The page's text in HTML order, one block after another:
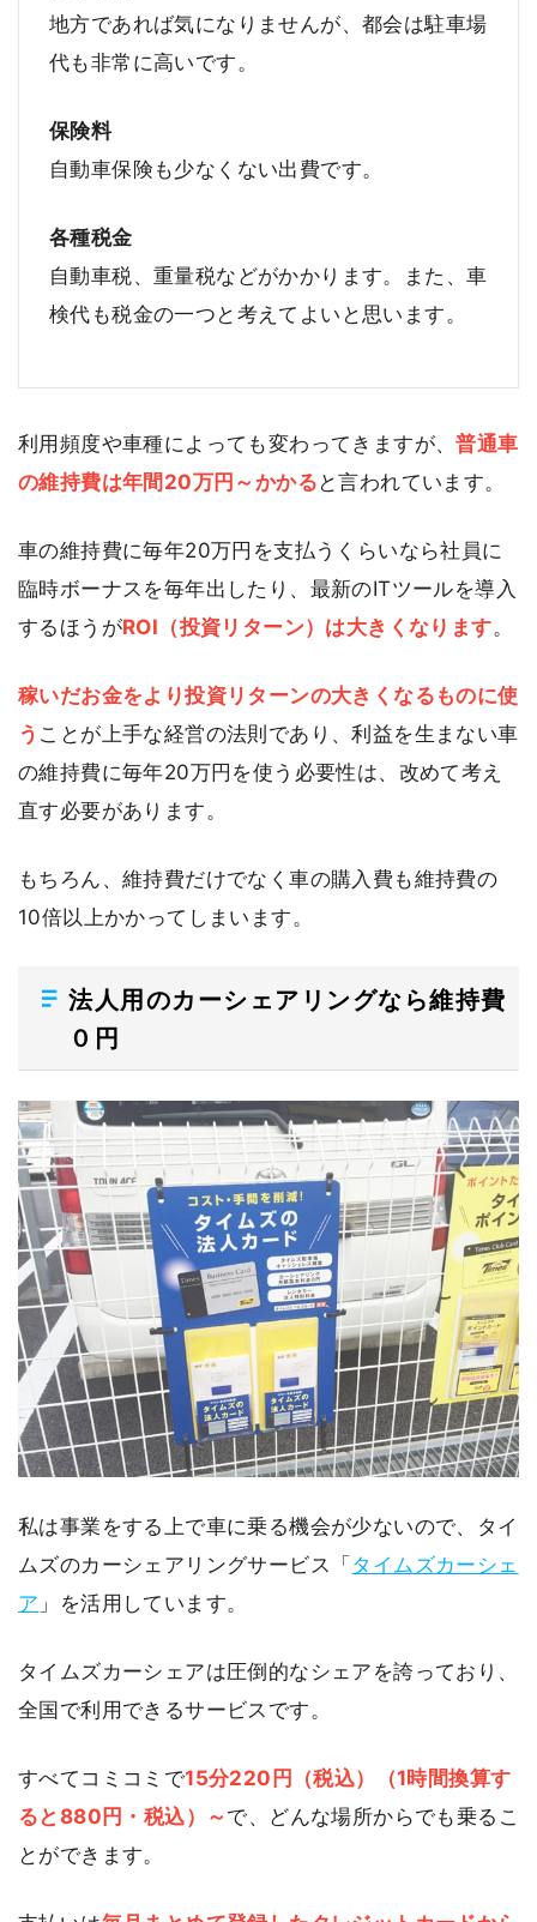
地方であれば気になりませんが、都会は駐車場
代も非常に高いです。
保険料
自動車保険も少なくない出費です。
各種税金
自動車税、重量税などがかかります。また、車
検代も税金の一つと考えてよいと思います。
利用頻度や車種によっても変わってきますが、普通車
の維持費は年間20万円～かかる と言われています。
車の維持費に毎年20万円を支払うくらいなら社員に
臨時ボーナスを毎年出したり、最新のITツールを導入
するほうがROI（投資リターン）は大きくなります。
稼いだお金をより投資リターンの大きくなるものに使
う ことが上手な経営の法則であり、利益を生まない車
の維持費に毎年20万円を使う必要性は、改めて考え
直す必要があります。
もちろん、維持費だけでなく車の購入費も維持費の
10倍以上かかってしまいます。
法人用のカーシェアリングなら維持費
０円
私は事業をする上で車に乗る機会が少ないので、タイ
ムズのカーシェアリングサービス「タイムズカーシェ
ア 」を活用しています。
タイムズカーシェアは圧倒的なシェアを誇っており、
全国で利用できるサービスです。
すべてコミコミで15分220円（税込）（1時間換算す
ると880円・税込）～ で、どんな場所からでも乗るこ
とができます。